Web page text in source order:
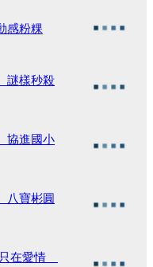
感粉粿
謎樣秒殺
協進國小
八寶彬圓
在愛情